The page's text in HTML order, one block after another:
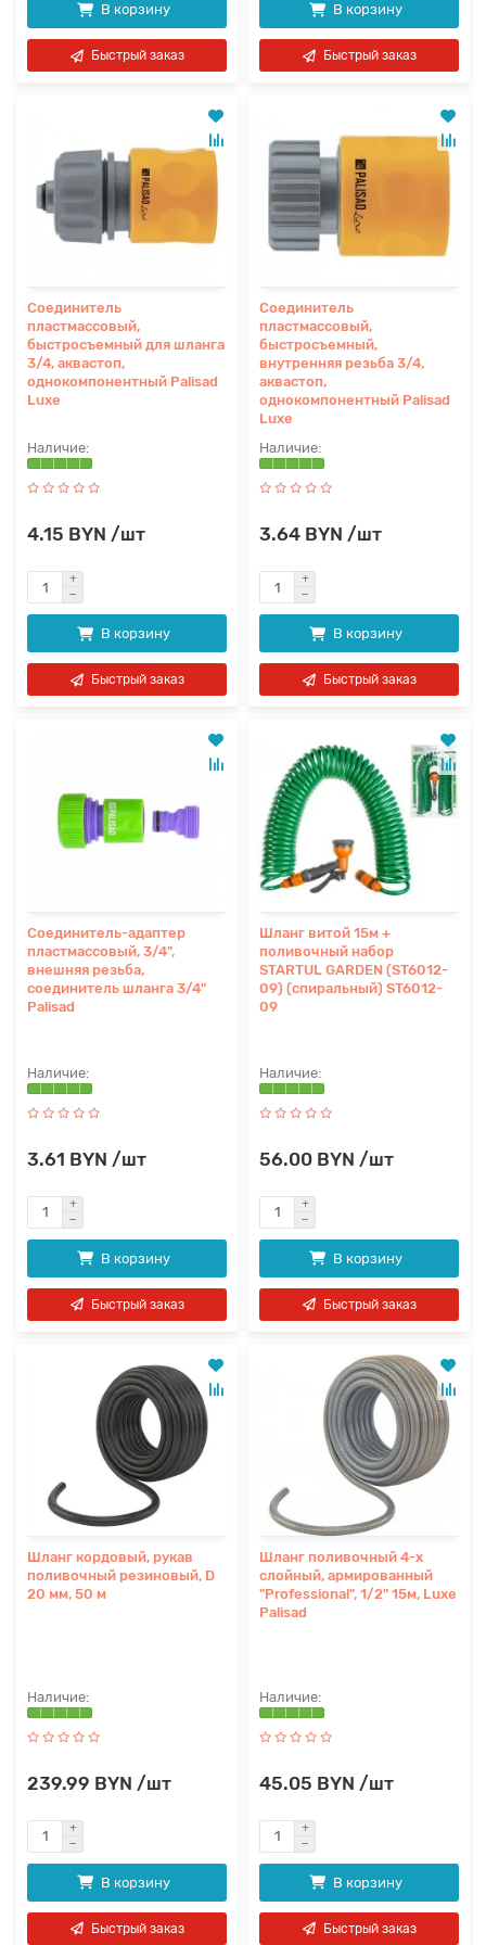
В корзину
Быстрый заказ
В корзину
Быстрый заказ
Соединитель
пластмассовый,
быстросъемный для шланга
3/4, аквастоп,
однокомпонентный Palisad
Luxe
4.15 BYN /шт
В корзину
Быстрый заказ
Соединитель
пластмассовый,
быстросъемный,
внутренняя резьба 3/4,
аквастоп,
однокомпонентный Palisad
Luxe
3.64 BYN /шт
В корзину
Быстрый заказ
Соединитель-адаптер
пластмассовый, 3/4",
внешняя резьба,
соединитель шланга 3/4"
Palisad
3.61 BYN /шт
В корзину
Быстрый заказ
Шланг витой 15м +
поливочный набор
STARTUL GARDEN (ST6012-
09) (спиральный) ST6012-
09
56.00 BYN /шт
В корзину
Быстрый заказ
Шланг кордовый, рукав
поливочный резиновый, D
20 мм, 50 м
239.99 BYN /шт
В корзину
Быстрый заказ
Шланг поливочный 4-х
слойный, армированный
"Professional", 1/2" 15м, Luxe
Palisad
45.05 BYN /шт
В корзину
Быстрый заказ